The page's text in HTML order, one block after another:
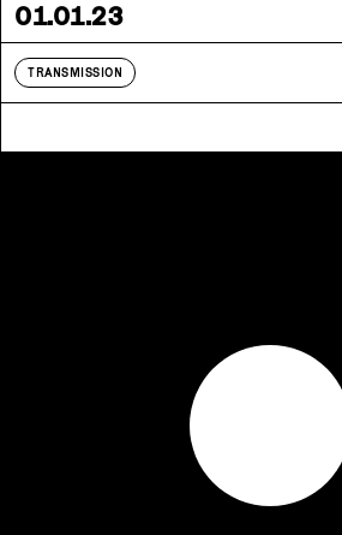
01.01.23
TRANSMISSION